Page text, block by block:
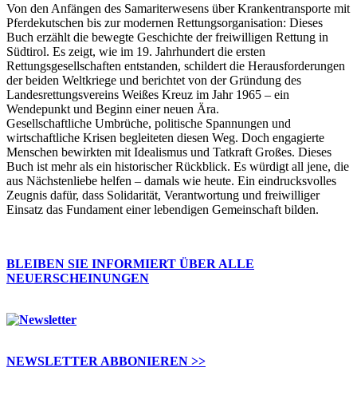
Von den Anfängen des Samariterwesens über Krankentransporte mit
Pferdekutschen bis zur modernen Rettungsorganisation: Dieses
Buch erzählt die bewegte Geschichte der freiwilligen Rettung in
Südtirol. Es zeigt, wie im 19. Jahrhundert die ersten
Rettungsgesellschaften entstanden, schildert die Herausforderungen
der beiden Weltkriege und berichtet von der Gründung des
Landesrettungsvereins Weißes Kreuz im Jahr 1965 – ein
Wendepunkt und Beginn einer neuen Ära.
Gesellschaftliche Umbrüche, politische Spannungen und
wirtschaftliche Krisen begleiteten diesen Weg. Doch engagierte
Menschen bewirkten mit Idealismus und Tatkraft Großes. Dieses
Buch ist mehr als ein historischer Rückblick. Es würdigt all jene, die
aus Nächstenliebe helfen – damals wie heute. Ein eindrucksvolles
Zeugnis dafür, dass Solidarität, Verantwortung und freiwilliger
Einsatz das Fundament einer lebendigen Gemeinschaft bilden.
BLEIBEN SIE INFORMIERT ÜBER ALLE
NEUERSCHEINUNGEN
NEWSLETTER ABBONIEREN >>